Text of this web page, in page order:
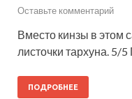
Оставьте комментарий
Вместо кинзы в этом
листочки тархуна. 5/5
ПОДРОБНЕЕ